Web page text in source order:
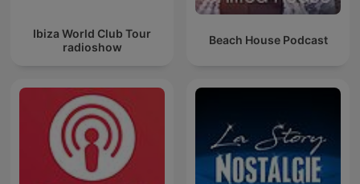
Ibiza World Club Tour
radioshow
Beach House Podcast